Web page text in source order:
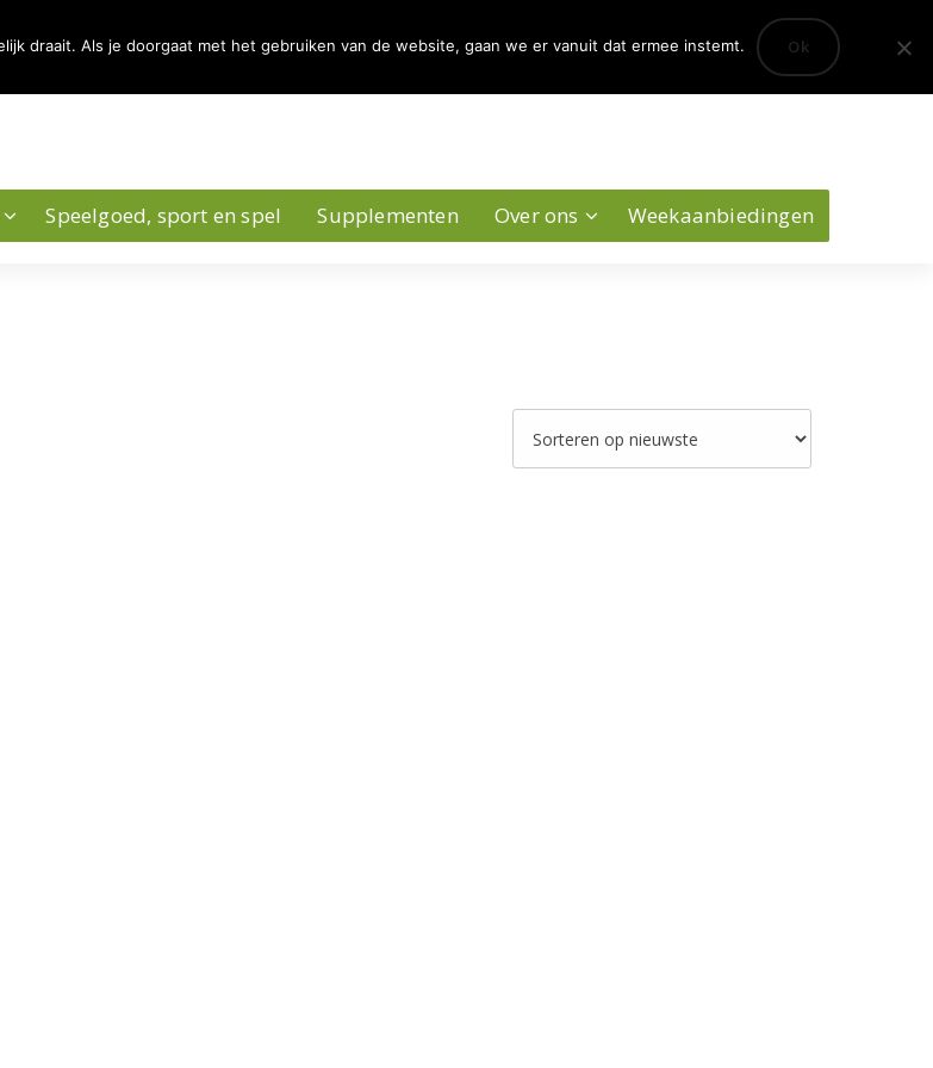
Account 0
Speelgoed, sport en spel Supplementen Over ons Weekaanbiedingen
draait. Als je doorgaat met het gebruiken van de website, gaan we er vanuit dat ermee instemt. Ok